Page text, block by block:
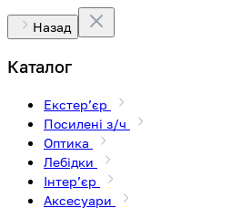
Назад
Каталог
Екстерʼєр
Посилені з/ч
Оптика
Лебідки
Інтерʼєр
Аксесуари